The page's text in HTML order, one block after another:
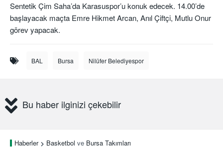
Sentetik Çim Saha’da Karasuspor’u konuk edecek. 14.00’de
başlayacak maçta Emre Hikmet Arcan, Anıl Çiftçi, Mutlu Onur
görev yapacak.
BAL Bursa Nilüfer Belediyespor
Bu haber ilginizi çekebilir
Haberler Basketbol ve Bursa Takımları